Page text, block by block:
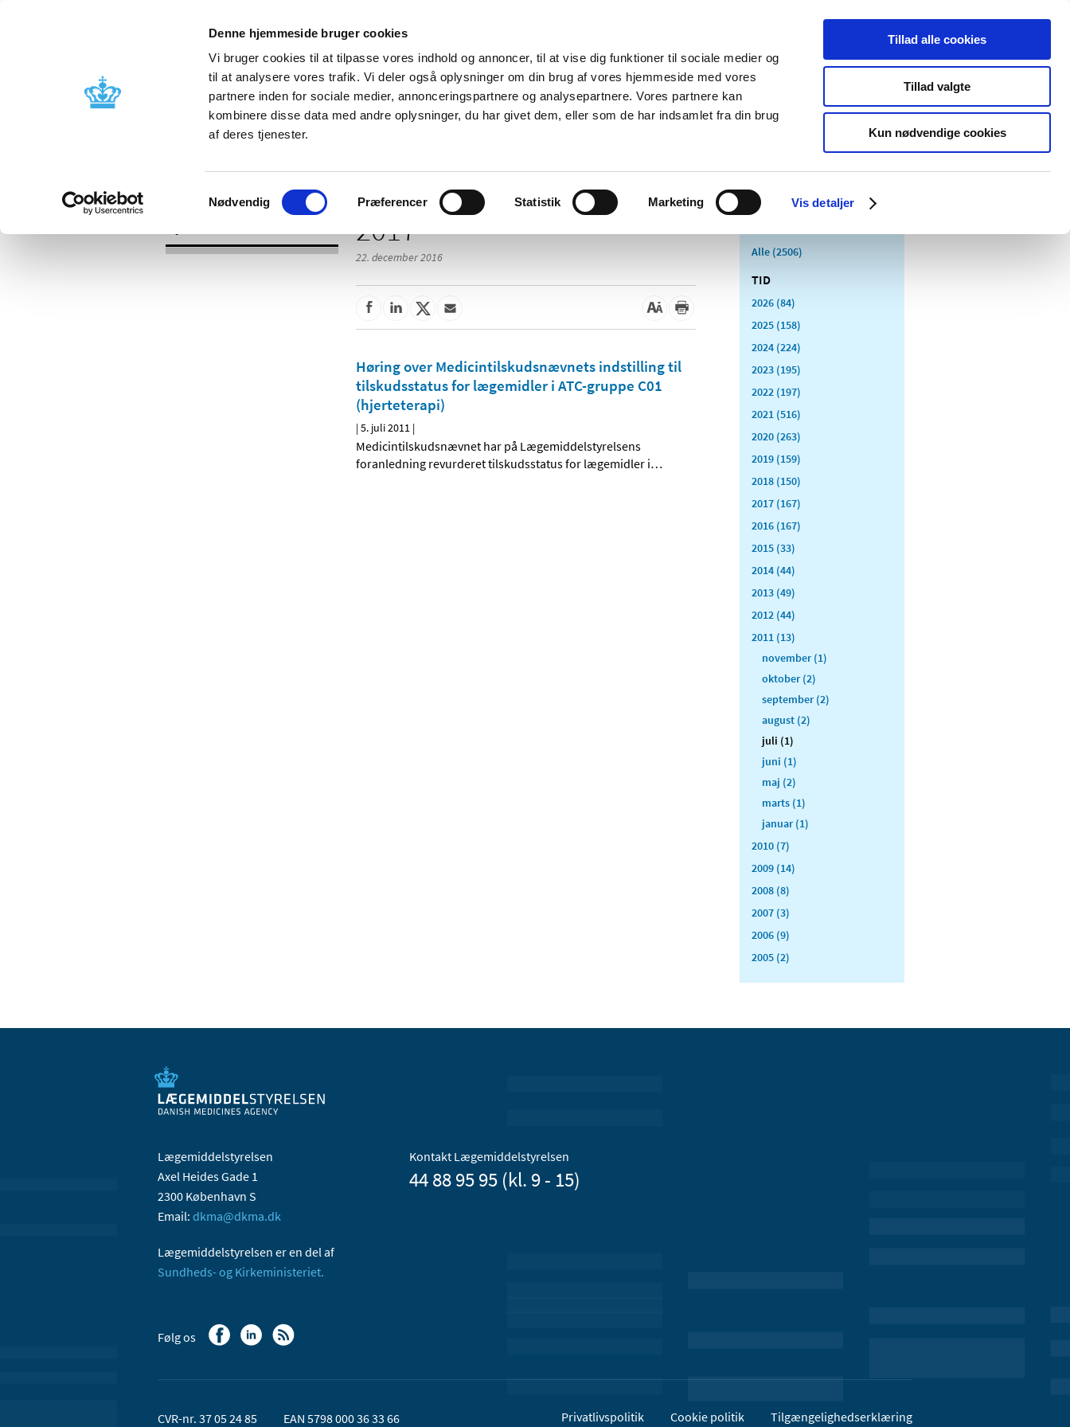
Denne hjemmeside bruger cookies
Vi bruger cookies til at tilpasse vores indhold og annoncer, til at vise dig funktioner til sociale medier og
til at analysere vores trafik. Vi deler også oplysninger om din brug af vores hjemmeside med vores
partnere inden for sociale medier, annonceringspartnere og analysepartnere. Vores partnere kan
kombinere disse data med andre oplysninger, du har givet dem, eller som de har indsamlet fra din brug
af deres tjenester.
Samtykkevalg
Nødvendig Præferencer Statistik Marketing Vis detaljer
Tillad alle cookies
Tillad valgte
Kun nødvendige cookies
Nyheder Om os Kontakt Udgivelser
Godkendelse og
Bivirkninger og
produktinformation
Tilskud og
Apoteker og salg af
Medicinsk
Særlige
produktområder
2017
22. december 2016
Høring over Medicintilskudsnævnets indstilling til
tilskudsstatus for lægemidler i ATC-gruppe C01
(hjerteterapi)
|5. juli 2011 |
Medicintilskudsnævnet har på Lægemiddelstyrelsens
foranledning revurderet tilskudsstatus for lægemidler i…
Alle (2506)
TID
2026 (84)
2025 (158)
2024 (224)
2023 (195)
2022 (197)
2021 (516)
2020 (263)
2019 (159)
2018 (150)
2017 (167)
2016 (167)
2015 (33)
2014 (44)
2013 (49)
2012 (44)
2011 (13)
november (1)
oktober (2)
september (2)
august (2)
juli (1)
juni (1)
maj (2)
marts (1)
januar (1)
2010 (7)
2009 (14)
2008 (8)
2007 (3)
2006 (9)
2005 (2)
Lægemiddelstyrelsen
Axel Heides Gade 1
2300 København S
Email: dkma@dkma.dk
Lægemiddelstyrelsen er en del af
Sundheds- og Kirkeministeriet.
Kontakt Lægemiddelstyrelsen
44 88 95 95 (kl. 9 - 15)
Følg os
CVR-nr. 37 05 24 85 EAN 5798 000 36 33 66 Privatlivspolitik Cookie politik Tilgængelighedserklæring